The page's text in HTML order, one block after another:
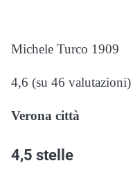
Michele Turco 1909
4,6 (su 46 valutazioni)
Verona città
4,5 stelle